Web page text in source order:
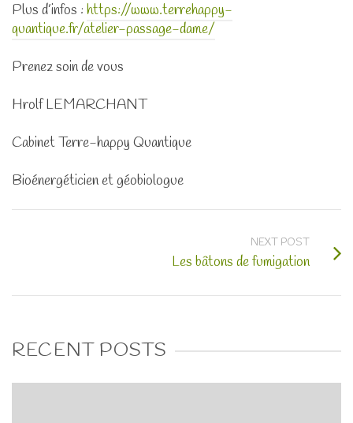
Plus d’infos : https://www.terrehappy-
quantique.fr/atelier-passage-dame/
Prenez soin de vous
Hrolf LEMARCHANT
Cabinet Terre-happy Quantique
Bioénergéticien et géobiologue
NEXT POST
Les bâtons de fumigation
RECENT POSTS